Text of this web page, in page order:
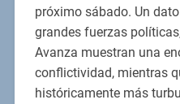
próximo sábado. Un
grandes fuerzas
Avanza muestran una
conflictividad, mientras
históricamente más